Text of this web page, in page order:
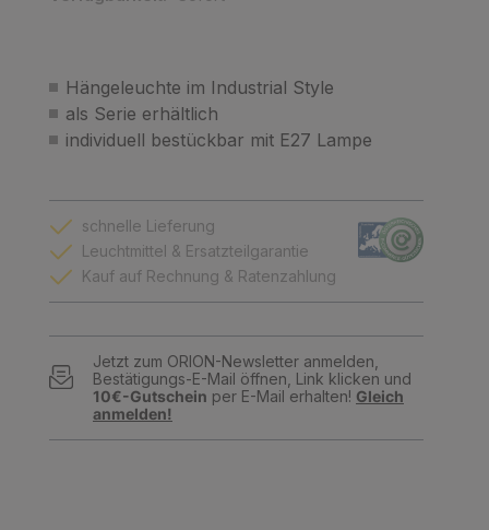
Hängeleuchte im Industrial Style
als Serie erhältlich
individuell bestückbar mit E27 Lampe
schnelle Lieferung
Leuchtmittel & Ersatzteilgarantie
Kauf auf Rechnung & Ratenzahlung
Jetzt zum ORION-Newsletter anmelden,
Bestätigungs-E-Mail öffnen, Link klicken und
10€-Gutschein per E-Mail erhalten! Gleich
anmelden!